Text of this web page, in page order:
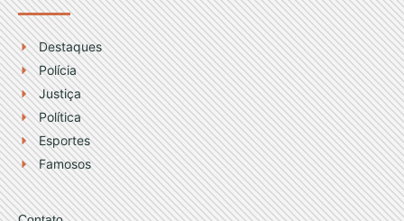
Destaques
Polícia
Justiça
Política
Esportes
Famosos